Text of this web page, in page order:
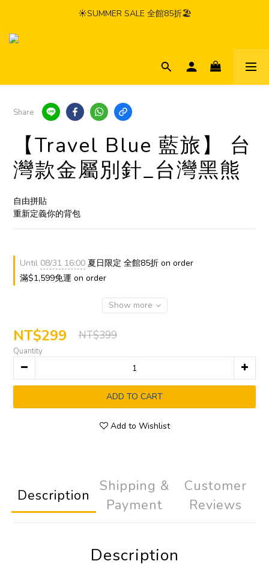
☀️SUMMER SALE 全館85折🏖️
Share
【Travel Blue 藍旅】 台
灣款金屬別針_台灣黑熊
自由拼貼
重新定義你的背包
Until 08/31 16:00 夏日限定 全館85折 on order
滿$1,599免運 on order
Show more
NT$299 NT$399
Quantity
ADD TO CART
Add to Wishlist
Description
Shipping &
Payment
Customer
Reviews
Description